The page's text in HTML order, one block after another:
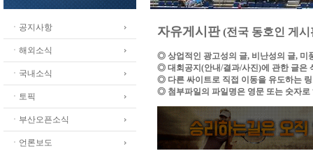
ㆍ공지사항
ㆍ해외소식
ㆍ국내소식
ㆍ토픽
ㆍ부산오픈소식
ㆍ언론보도
자유게시판(전국 동호인 게시
◎ 상업적인 광고성의 글, 비난성의 글, 미
◎ 대회공지(안내/결과/사진)에 관한 글은
◎ 다른 싸이트로 직접 이동을 유도하는
◎ 첨부파일의 파일명은 영문 또는 숫자로